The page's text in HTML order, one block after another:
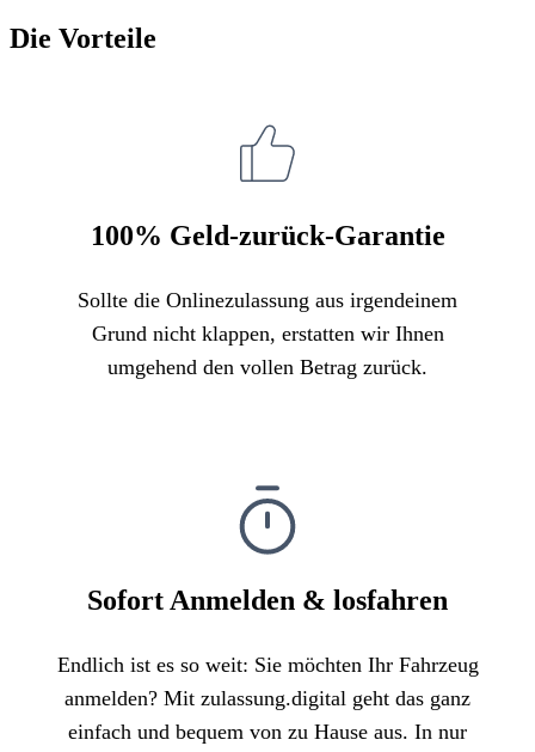
Die Vorteile
100% Geld-zurück-Garantie
Sollte die Onlinezulassung aus irgendeinem
Grund nicht klappen, erstatten wir Ihnen
umgehend den vollen Betrag zurück.
Sofort Anmelden & losfahren
Endlich ist es so weit: Sie möchten Ihr Fahrzeug
anmelden? Mit zulassung.digital geht das ganz
einfach und bequem von zu Hause aus. In nur